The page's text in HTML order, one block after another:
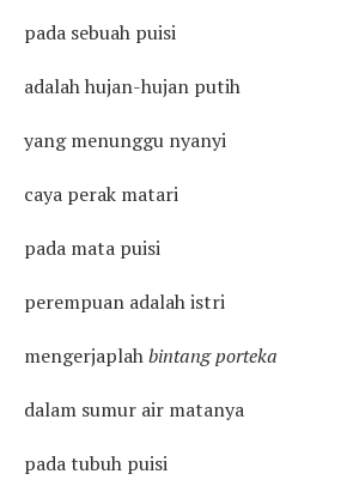
pada sebuah puisi
adalah hujan-hujan putih
yang menunggu nyanyi
caya perak matari
pada mata puisi
perempuan adalah istri
mengerjaplahbintang porteka
dalam sumur air matanya
pada tubuh puisi